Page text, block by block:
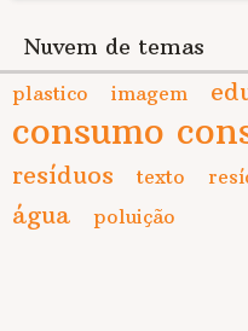
Nuvem de temas
plastico imagem
consumo
resíduos
texto
água poluição